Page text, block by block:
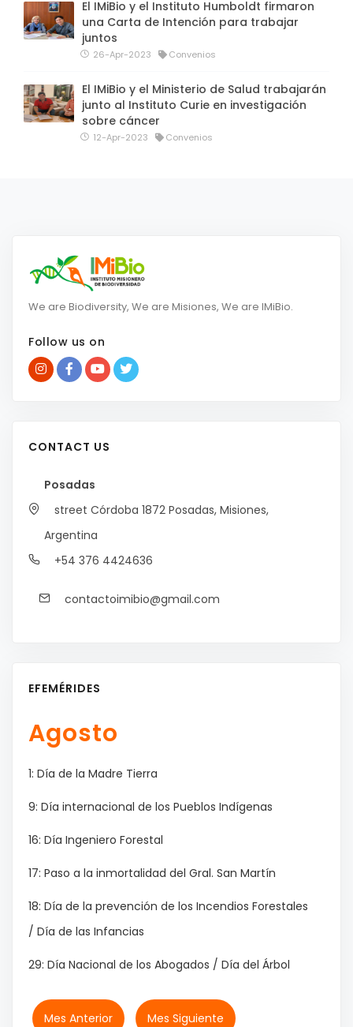
El IMiBio y el Instituto Humboldt firmaron
una Carta de Intención para trabajar
juntos
26-Apr-2023 Convenios
El IMiBio y el Ministerio de Salud trabajarán
junto al Instituto Curie en investigación
sobre cáncer
12-Apr-2023 Convenios
We are Biodiversity, We are Misiones, We are IMiBio.
Follow us on
CONTACT US
Posadas
street Córdoba 1872 Posadas, Misiones,
Argentina
+54 376 4424636
contactoimibio@gmail.com
EFEMÉRIDES
Agosto
1: Día de la Madre Tierra
9: Día internacional de los Pueblos Indígenas
16: Día Ingeniero Forestal
17: Paso a la inmortalidad del Gral. San Martín
18: Día de la prevención de los Incendios Forestales
/ Día de las Infancias
29: Día Nacional de los Abogados / Día del Árbol
Mes Anterior Mes Siguiente